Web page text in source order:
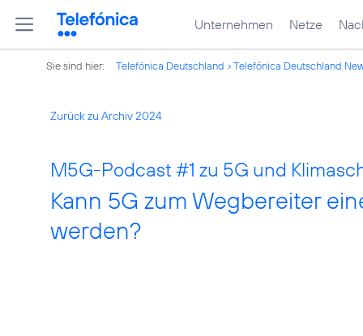
Unternehmen Netze
Sie sind hier: Telefónica Deutschland Telefónica Deutschland
Zurück zu Archiv 2024
M5G-Podcast #1 zu 5G und
Kann 5G zum Wegbereiter
werden?